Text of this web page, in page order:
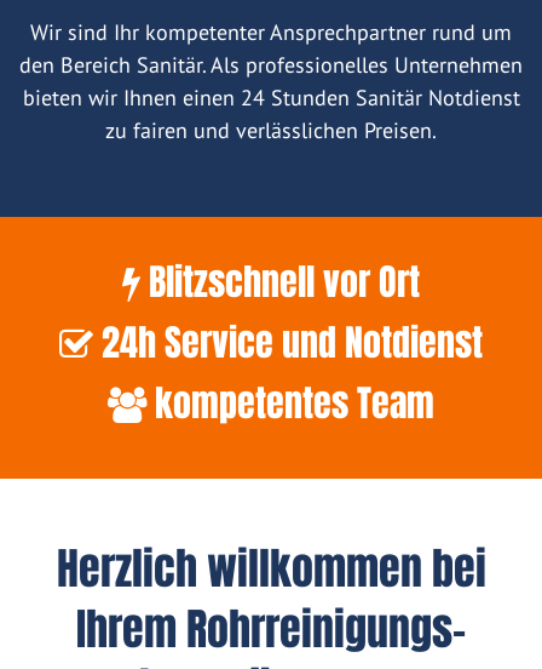
Wir sind Ihr kompetenter Ansprechpartner rund um
den Bereich Sanitär. Als professionelles Unternehmen
bieten wir Ihnen einen 24 Stunden Sanitär Notdienst
zu fairen und verlässlichen Preisen.
Blitzschnell vor Ort
24h Service und Notdienst
kompetentes Team
Herzlich willkommen bei
Ihrem Rohrreinigungs-